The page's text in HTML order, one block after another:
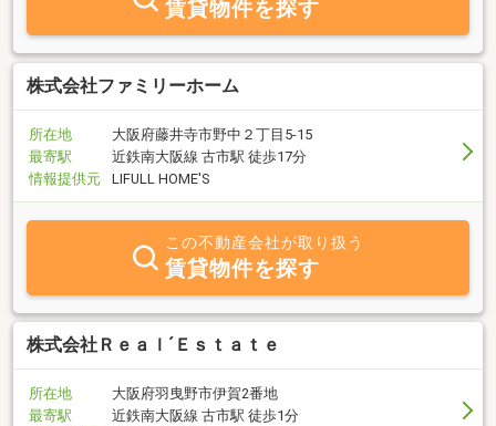
賃貸物件を探す
株式会社ファミリーホーム
所在地
大阪府藤井寺市野中２丁目5-15
最寄駅
近鉄南大阪線 古市駅 徒歩17分
情報提供元
LIFULL HOME'S
この不動産会社が取り扱う
賃貸物件を探す
株式会社Ｒｅａｌ´Ｅｓｔａｔｅ
所在地
大阪府羽曳野市伊賀2番地
最寄駅
近鉄南大阪線 古市駅 徒歩1分